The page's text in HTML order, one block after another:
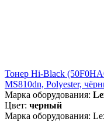
Тонер Hi-Black
MS810dn, Polyester,
Марка оборудования:
Цвет: черный
Марка оборудования: